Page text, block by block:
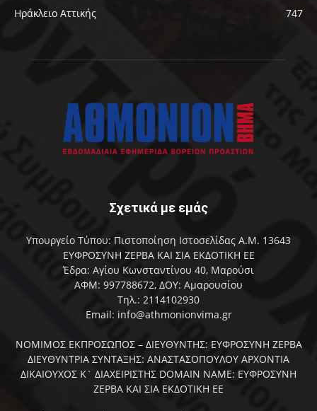
Ηράκλειο Αττικής
747
Σχετικά με εμάς
Υπουργείο Τύπου: Πιστοποίηση Ιστοσελίδας Α.Μ. 13643
ΕΥΦΡΟΣΥΝΗ ΖΕΡΒΑ ΚΑΙ ΣΙΑ ΕΚΔΟΤΙΚΗ ΕΕ
Έδρα: Αγίου Κωνσταντίνου 40, Μαρούσι
ΑΦΜ: 997788672, ΔΟΥ: Αμαρουσίου
Τηλ.: 2114102930
Email: info@athmonionvima.gr
ΝΟΜΙΜΟΣ ΕΚΠΡΟΣΩΠΟΣ – ΔΙΕΥΘΥΝΤΗΣ: ΕΥΦΡΟΣΥΝΗ ΖΕΡΒΑ
ΔΙΕΥΘΥΝΤΡΙΑ ΣΥΝΤΑΞΗΣ: ΑΝΑΣΤΑΣΟΠΟΥΛΟΥ ΑΡΧΟΝΤΙΑ
ΔΙΚΑΙΟΥΧΟΣ Κ` ΔΙΑΧΕΙΡΙΣΤΗΣ DOMAIN NAME: ΕΥΦΡΟΣΥΝΗ
ΖΕΡΒΑ ΚΑΙ ΣΙΑ ΕΚΔΟΤΙΚΗ ΕΕ